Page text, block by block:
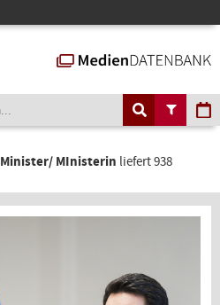
Minister/ MInisterin liefert 938